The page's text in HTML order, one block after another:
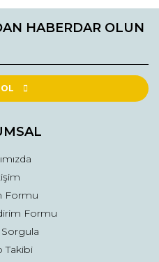
noktaları öneri formunu
ederiz.
görüntülenemiyor.
bulunuyor.
pahalı.
HABERDAR OLUN
Formu
Formu
Takibi